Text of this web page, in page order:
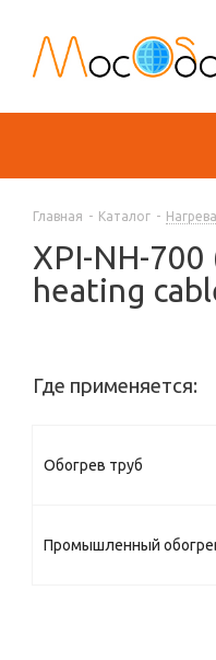
Главная - Каталог -
XPI-NH-
heating
Где применяется:
Обогрев труб
Промышленный